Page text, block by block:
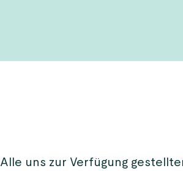
Alle uns zur Verfügung